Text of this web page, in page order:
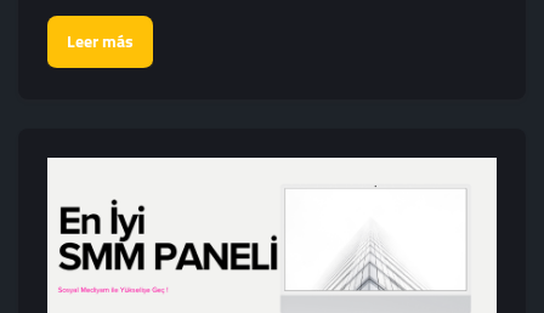
Leer más